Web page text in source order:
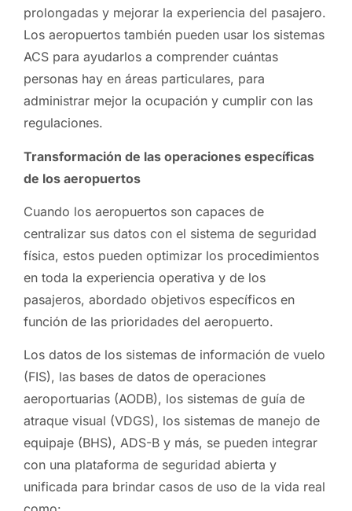
prolongadas y mejorar la experiencia del pasajero.
Los aeropuertos también pueden usar los sistemas
ACS para ayudarlos a comprender cuántas
personas hay en áreas particulares, para
administrar mejor la ocupación y cumplir con las
regulaciones.
Transformación de las operaciones específicas
de los aeropuertos
Cuando los aeropuertos son capaces de
centralizar sus datos con el sistema de seguridad
física, estos pueden optimizar los procedimientos
en toda la experiencia operativa y de los
pasajeros, abordado objetivos específicos en
función de las prioridades del aeropuerto.
Los datos de los sistemas de información de vuelo
(FIS), las bases de datos de operaciones
aeroportuarias (AODB), los sistemas de guía de
atraque visual (VDGS), los sistemas de manejo de
equipaje (BHS), ADS-B y más, se pueden integrar
con una plataforma de seguridad abierta y
unificada para brindar casos de uso de la vida real